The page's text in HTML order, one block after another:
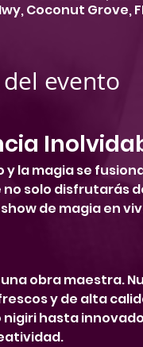
Coconut Grove, FL
evento
la magia se
solo disfrutarás
de magia en
obra maestra.
y de alta
hasta